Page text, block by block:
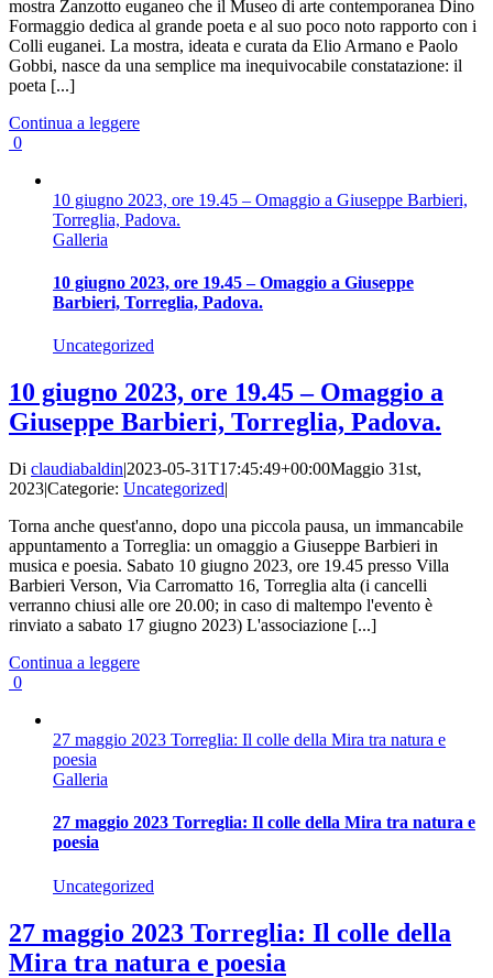
mostra Zanzotto euganeo che il Museo di arte contemporanea Dino
Formaggio dedica al grande poeta e al suo poco noto rapporto con i
Colli euganei. La mostra, ideata e curata da Elio Armano e Paolo
Gobbi, nasce da una semplice ma inequivocabile constatazione: il
poeta [...]
Continua a leggere
0
10 giugno 2023, ore 19.45 – Omaggio a Giuseppe Barbieri,
Torreglia, Padova.
Galleria
10 giugno 2023, ore 19.45 – Omaggio a Giuseppe
Barbieri, Torreglia, Padova.
Uncategorized
10 giugno 2023, ore 19.45 – Omaggio a
Giuseppe Barbieri, Torreglia, Padova.
Di claudiabaldin|2023-05-31T17:45:49+00:00Maggio 31st,
2023|Categorie: Uncategorized|
Torna anche quest'anno, dopo una piccola pausa, un immancabile
appuntamento a Torreglia: un omaggio a Giuseppe Barbieri in
musica e poesia. Sabato 10 giugno 2023, ore 19.45 presso Villa
Barbieri Verson, Via Carromatto 16, Torreglia alta (i cancelli
verranno chiusi alle ore 20.00; in caso di maltempo l'evento è
rinviato a sabato 17 giugno 2023) L'associazione [...]
Continua a leggere
0
27 maggio 2023 Torreglia: Il colle della Mira tra natura e
poesia
Galleria
27 maggio 2023 Torreglia: Il colle della Mira tra natura e
poesia
Uncategorized
27 maggio 2023 Torreglia: Il colle della
Mira tra natura e poesia